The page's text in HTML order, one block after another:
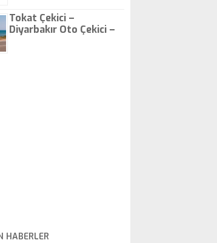
Tokat Çekici –
Diyarbakır Oto Çekici –
HABERLER